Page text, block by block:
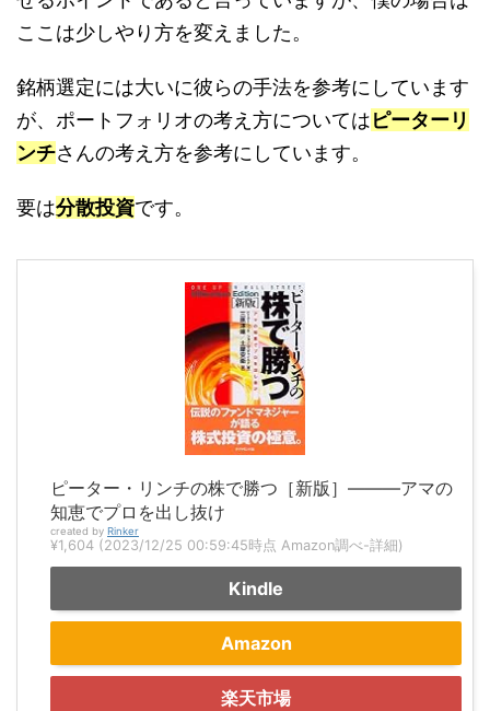
ここは少しやり方を変えました。
銘柄選定には大いに彼らの手法を参考にしています
が、ポートフォリオの考え方についてはピーターリ
ンチさんの考え方を参考にしています。
要は分散投資です。
ピーター・リンチの株で勝つ［新版］―――アマの
知恵でプロを出し抜け
created by Rinker
¥1,604 (2023/12/25 00:59:45時点 Amazon調べ-詳細)
Kindle
Amazon
楽天市場